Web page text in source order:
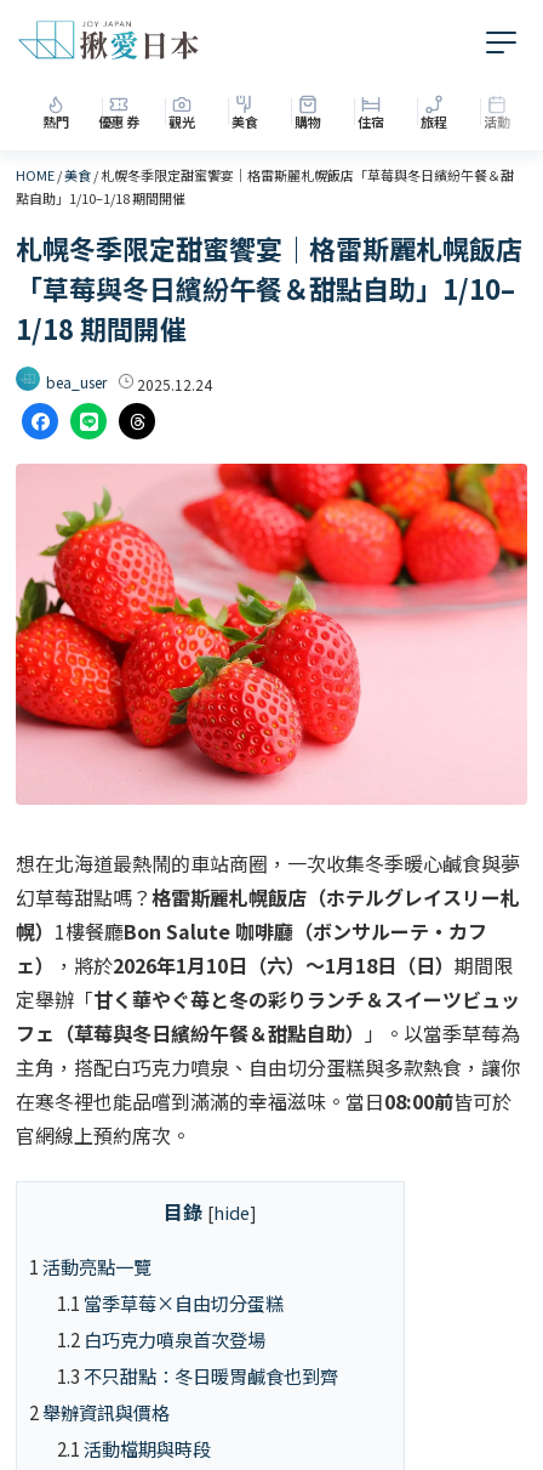
熱門 優惠券 觀光 美食 購物 住宿 旅程 活動
HOME/美食/札幌冬季限定甜蜜饗宴｜格雷斯麗札幌飯店「草莓與冬日繽紛午餐＆甜
點自助」1/10–1/18 期間開催
札幌冬季限定甜蜜饗宴｜格雷斯麗札幌飯店
「草莓與冬日繽紛午餐＆甜點自助」1/10–
1/18 期間開催
bea_user 2025.12.24
想在北海道最熱鬧的車站商圈，一次收集冬季暖心鹹食與夢
幻草莓甜點嗎？格雷斯麗札幌飯店（ホテルグレイスリー札
幌） 1樓餐廳Bon Salute 咖啡廳（ボンサルーテ・カフ
ェ）
，將於2026年1月10日（六）～1月18日（日）期間限
定舉辦「甘く華やぐ苺と冬の彩りランチ＆スイーツビュッ
フェ（草莓與冬日繽紛午餐＆甜點自助）
」。以當季草莓為
主角，搭配白巧克力噴泉、自由切分蛋糕與多款熱食，讓你
在寒冬裡也能品嚐到滿滿的幸福滋味。當日08:00前皆可於
官網線上預約席次。
目錄 [hide]
1活動亮點一覽
1.1 當季草莓×自由切分蛋糕
1.2 白巧克力噴泉首次登場
1.3 不只甜點：冬日暖胃鹹食也到齊
2舉辦資訊與價格
2.1活動檔期與時段